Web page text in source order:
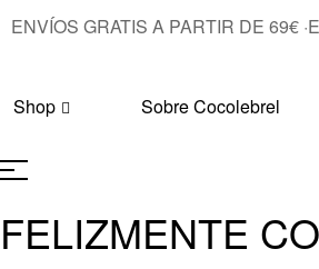
ENVÍOS GRATIS A PARTIR DE 69€ ·
Shop Sobre Cocolebrel
FELIZMENTE